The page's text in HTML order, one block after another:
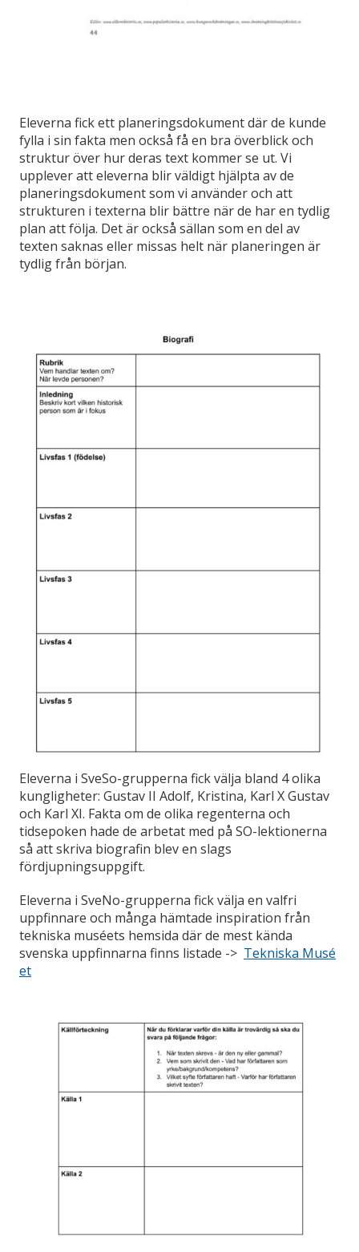
Eleverna fick ett planeringsdokument där de kunde
fylla i sin fakta men också få en bra överblick och
struktur över hur deras text kommer se ut. Vi
upplever att eleverna blir väldigt hjälpta av de
planeringsdokument som vi använder och att
strukturen i texterna blir bättre när de har en tydlig
plan att följa. Det är också sällan som en del av
texten saknas eller missas helt när planeringen är
tydlig från början.
Eleverna i SveSo-grupperna fick välja bland 4 olika
kungligheter: Gustav II Adolf, Kristina, Karl X Gustav
och Karl XI. Fakta om de olika regenterna och
tidsepoken hade de arbetat med på SO-lektionerna
så att skriva biografin blev en slags
fördjupningsuppgift.
Eleverna i SveNo-grupperna fick välja en valfri
uppfinnare och många hämtade inspiration från
tekniska muséets hemsida där de mest kända
svenska uppfinnarna finns listade -> Tekniska Musé
et